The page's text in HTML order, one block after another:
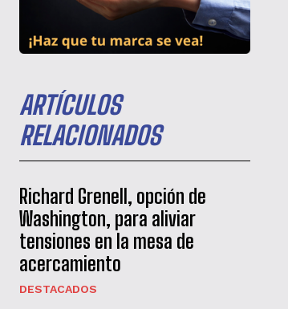
ARTÍCULOS
RELACIONADOS
Richard Grenell, opción de
Washington, para aliviar
tensiones en la mesa de
acercamiento
DESTACADOS